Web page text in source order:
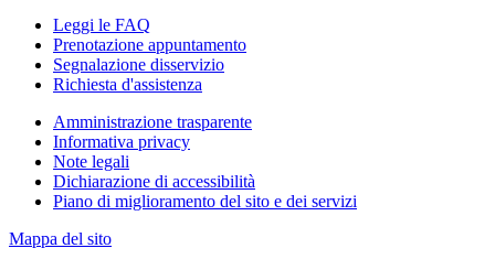
Leggi le FAQ
Prenotazione appuntamento
Segnalazione disservizio
Richiesta d'assistenza
Amministrazione trasparente
Informativa privacy
Note legali
Dichiarazione di accessibilità
Piano di miglioramento del sito e dei servizi
Mappa del sito